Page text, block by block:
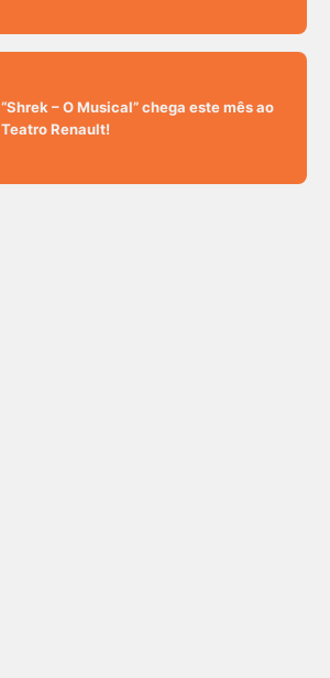
“Shrek – O Musical” chega este mês ao
Teatro Renault!